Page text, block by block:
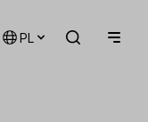
PL